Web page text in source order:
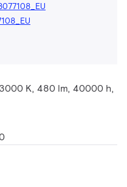
K, 480 lm, 40000 h,